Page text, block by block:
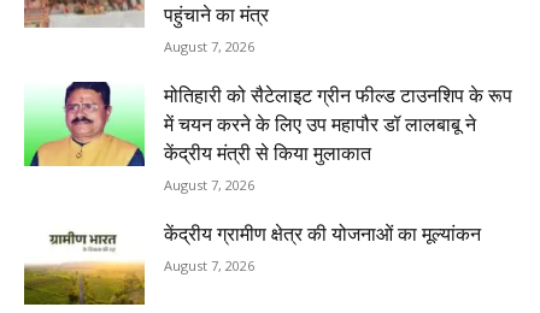
पहुंचाने का मंत्र
August 7, 2026
मोतिहारी को सैटेलाइट ग्रीन फील्ड टाउनशिप के रूप
में चयन करने के लिए उप महापौर डॉ लालबाबू ने
केंद्रीय मंत्री से किया मुलाकात
August 7, 2026
केंद्रीय ग्रामीण क्षेत्र की योजनाओं का मूल्यांकन
August 7, 2026